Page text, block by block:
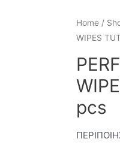
Home/
WIPES
pcs